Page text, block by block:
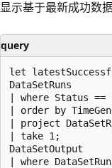
显示基于最新成功数
query
let
DataSetRuns
| where Status ==
| order by
| project
| take 1;
DataSetOutput
| where